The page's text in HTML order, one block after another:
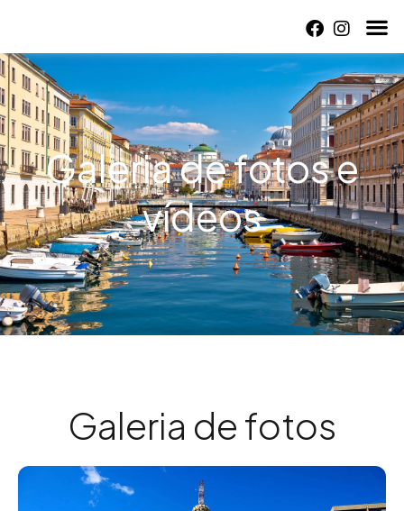
Galeria de fotos e
vídeos
Galeria de fotos